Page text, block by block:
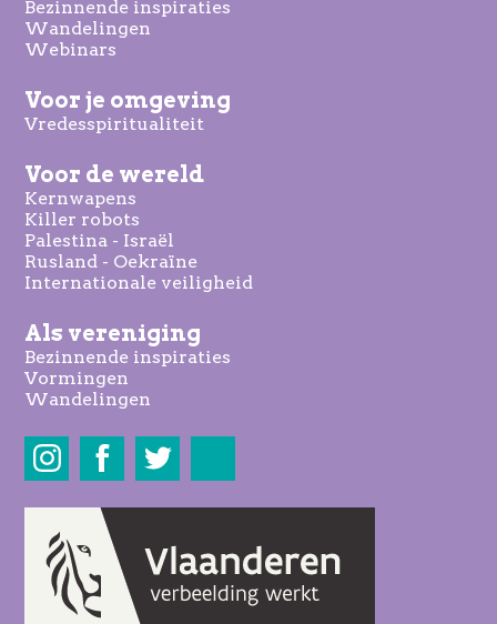
Bezinnende inspiraties
Wandelingen
Webinars
Voor je omgeving
Vredesspiritualiteit
Voor de wereld
Kernwapens
Killer robots
Palestina - Israël
Rusland - Oekraïne
Internationale veiligheid
Als vereniging
Bezinnende inspiraties
Vormingen
Wandelingen
Share